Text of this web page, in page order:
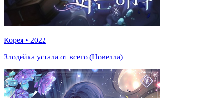
Корея • 2022
Злодейка устала от всего (Новелла)